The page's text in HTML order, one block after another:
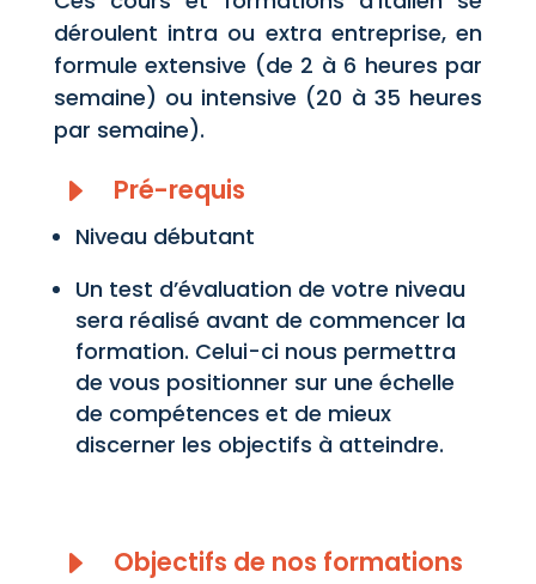
déroulent intra ou extra entreprise, en
formule extensive (de 2 à 6 heures par
semaine) ou intensive (20 à 35 heures
par semaine).
E Pré-requis
Niveau débutant
Un test d’évaluation de votre niveau
sera réalisé avant de commencer la
formation. Celui-ci nous permettra
de vous positionner sur une échelle
de compétences et de mieux
discerner les objectifs à atteindre.
E Objectifs de nos formations